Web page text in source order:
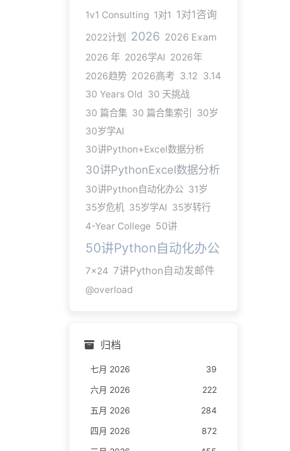
1v1 Consulting 1对1 1对1咨询
2022计划 2026 2026 Exam
2026 年 2026学AI 2026年
2026趋势 2026高考 3.12 3.14
30 Years Old 30 天挑战
30 篇合集 30 篇合集索引
30岁
30岁学AI
30讲Python+Excel数据分析
30讲PythonExcel数据分析
30讲Python自动化办公 31岁
35岁危机 35岁学AI 35岁转行
4-Year College 50讲
50讲Python自动化办公
7x24 7讲Python自动发邮件
@overload
归档
七月 2026
39
六月 2026
222
五月 2026
284
四月 2026
872